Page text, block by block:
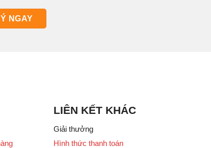
LIÊN KẾT KHÁC
Giải thưởng
Hình thức thanh toán